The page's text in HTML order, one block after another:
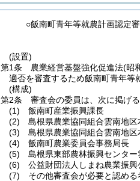
○飯南町青年等就農計画認定
(設置)
第1条
農業経営基盤強化促進法(昭
適否を審査するため飯南町青年等
(構成)
第2条
審査会の委員は、次に掲げ
(1)
飯南町産業振興課長
(2)
島根県農業協同組合雲南地
(3)
島根県農業協同組合雲南地
(4)
飯南町農業委員会事務局長
(5)
島根県東部農林振興センタ
(6)
公益財団法人しまね農業振興
(7)
その他審査会が必要と認める